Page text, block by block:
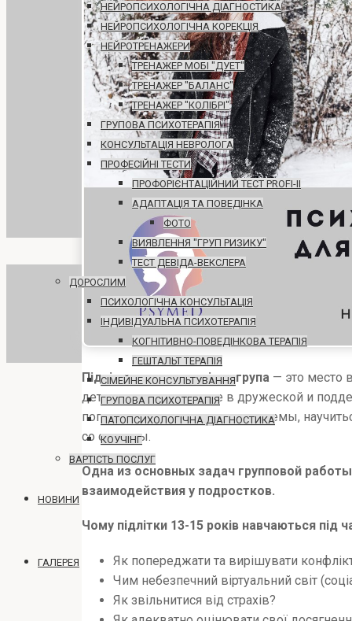
НЕЙРОПСИХОЛОГІЧНА ДІАГНОСТИКА
НЕЙРОПСИХОЛОГІЧНА КОРЕКЦІЯ
НЕЙРОТРЕНАЖЕРИ
ТРЕНАЖЕР МОБІ "ДУЕТ"
ТРЕНАЖЕР "БАЛАНС"
ТРЕНАЖЕР "КОЛІБРІ"
ГРУПОВА ПСИХОТЕРАПІЯ
КОНСУЛЬТАЦІЯ НЕВРОЛОГА
ПРОФЕСІЙНІ ТЕСТИ
ПРОФОРІЄНТАЦІЙНИЙ ТЕСТ PROFI-II
АДАПТАЦІЯ ТА ПОВЕДІНКА
ФОТО
ВИЯВЛЕННЯ "ГРУП РИЗИКУ"
ТЕСТ ДЕВІДА-ВЕКСЛЕРА
ДОРОСЛИМ
ПСИХОЛОГІЧНА КОНСУЛЬТАЦІЯ
ІНДИВІДУАЛЬНА ПСИХОТЕРАПІЯ
КОГНІТИВНО-ПОВЕДІНКОВА ТЕРАПІЯ
ГЕШТАЛЬТ ТЕРАПІЯ
СІМЕЙНЕ КОНСУЛЬТУВАННЯ
ГРУПОВА ПСИХОТЕРАПІЯ
ПАТОПСИХОЛОГІЧНА ДІАГНОСТИКА
КОУЧІНГ
ВАРТІСТЬ ПОСЛУГ
НОВИНИ
ГАЛЕРЕЯ
Підліткова психологічна група — это место
детского психолога, где в дружеской и
поговорить на волнующие его темы,
со стороны.
Одна из основных задач групповой
взаимодействия у подростков.
Чому підлітки 13-15 років навчаються під
Як попереджати та вирішувати
Чим небезпечний віртуальний світ
Як звільнитися від страхів?